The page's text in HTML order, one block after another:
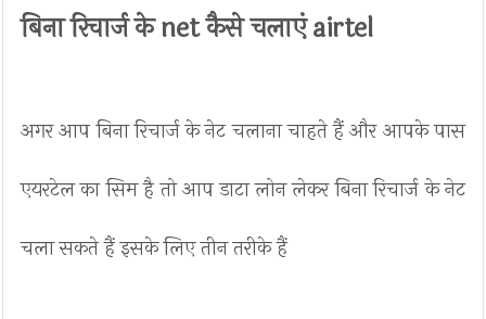
बिना रिचार्ज के net कैसे चलाएं airtel
अगर आप बिना रिचार्ज के नेट चलाना चाहते हैं और आपके पास
एयरटेल का सिम है तो आप डाटा लोन लेकर बिना रिचार्ज के नेट
चला सकते हैं इसके लिए तीन तरीके हैं